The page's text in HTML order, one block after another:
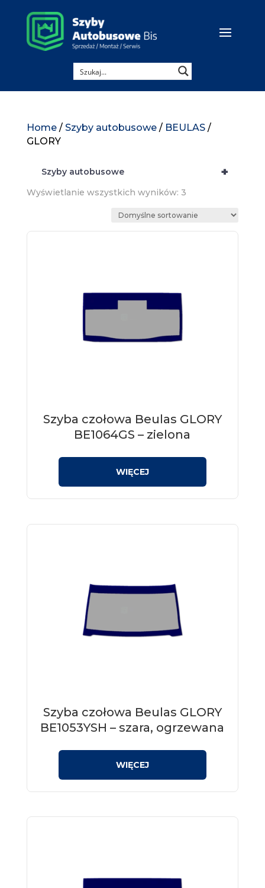
Home/ Szyby autobusowe/ BEULAS/
GLORY
+
Szyby autobusowe
Wyświetlanie wszystkich wyników: 3
Szyba czołowa Beulas GLORY
BE1064GS – zielona
Szyba czołowa Beulas GLORY
BE1053YSH – szara, ogrzewana